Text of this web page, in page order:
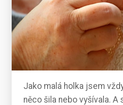
Jako malá holka jsem
něco šila nebo vyšívala. A